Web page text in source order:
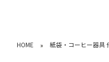
HOME » 紙袋・コーヒー器具